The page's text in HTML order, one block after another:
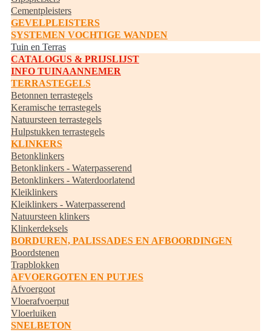
Cementpleisters
GEVELPLEISTERS
SYSTEMEN VOCHTIGE WANDEN
Tuin en Terras
CATALOGUS & PRIJSLIJST
INFO TUINAANNEMER
TERRASTEGELS
Betonnen terrastegels
Keramische terrastegels
Natuursteen terrastegels
Hulpstukken terrastegels
KLINKERS
Betonklinkers
Betonklinkers - Waterpasserend
Betonklinkers - Waterdoorlatend
Kleiklinkers
Kleiklinkers - Waterpasserend
Natuursteen klinkers
Klinkerdeksels
BORDUREN, PALISSADES EN AFBOORDINGEN
Boordstenen
Trapblokken
AFVOERGOTEN EN PUTJES
Afvoergoot
Vloerafvoerput
Vloerluiken
SNELBETON